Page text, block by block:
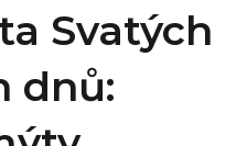
Svatých
dnů: